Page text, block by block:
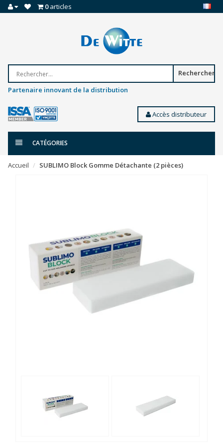
0articles
Rechercher
Partenaire innovant de la distribution
Accès distributeur
CATÉGORIES
Accueil SUBLIMO Block Gomme Détachante (2 pièces)